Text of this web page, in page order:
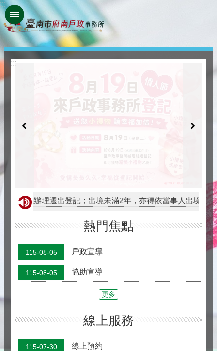
跳到主要內容區塊
:::
:::
以上應辦理遷出登記；出境未滿2年，亦得依當事人出境事實
熱門焦點
115-08-05 戶政宣導
115-08-05 協助宣導
更多
線上服務
115-07-30 線上預約